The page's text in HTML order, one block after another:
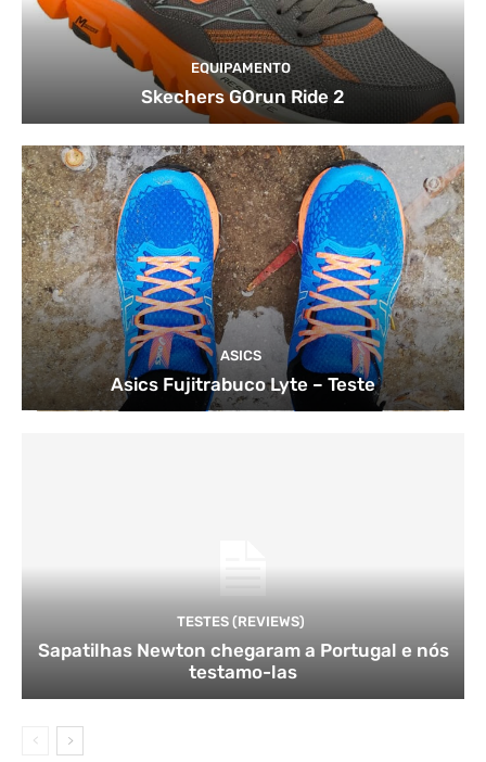
EQUIPAMENTO
Skechers GOrun Ride 2
ASICS
Asics Fujitrabuco Lyte – Teste
TESTES (REVIEWS)
Sapatilhas Newton chegaram a Portugal e nós
testamo-las